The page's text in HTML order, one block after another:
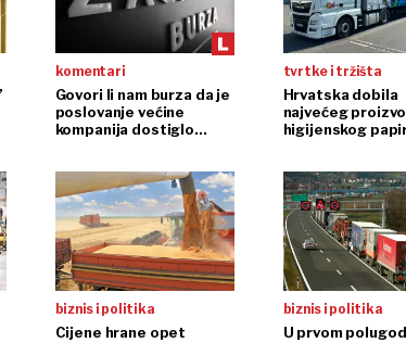
komentari
Govori li nam burza da je
poslovanje većine
kompanija dostiglo
tvrtke i tržišta
Hrvatska dobila
najvećeg
higijenskog
biznis i politika
Cijene hrane opet
biznis i politika
U prvom